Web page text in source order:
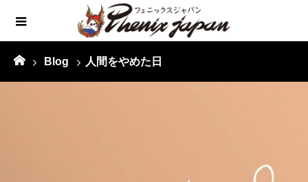
Blog 人間をやめた日